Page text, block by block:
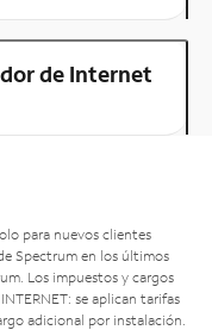
de Internet
para nuevos clientes
Spectrum en los últimos
Los impuestos y cargos
se aplican tarifas
adicional por instalación.